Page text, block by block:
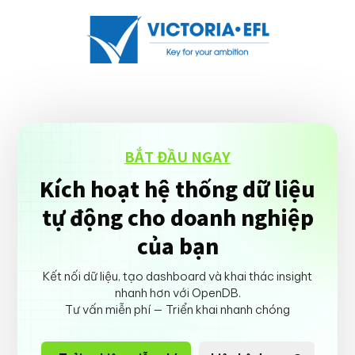
BẮT ĐẦU NGAY
Kích hoạt hệ thống dữ liệu
tự động cho doanh nghiệp
của bạn
Kết nối dữ liệu, tạo dashboard và khai thác insight
nhanh hơn với OpenDB.
Tư vấn miễn phí — Triển khai nhanh chóng